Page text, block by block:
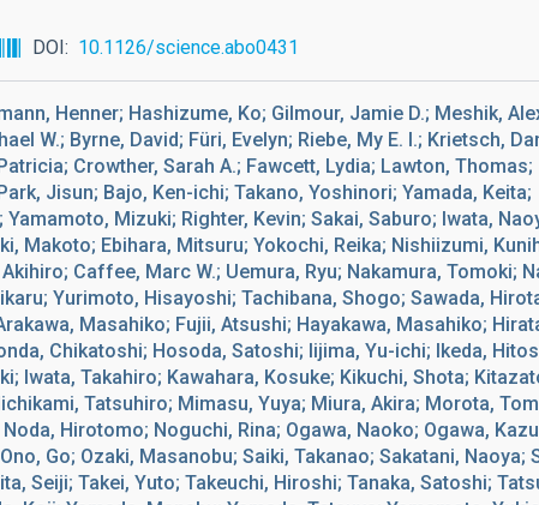
DOI 10.1126/science.abo0431
Henner; Hashizume, Ko; Gilmour, Jamie D.; Meshik,
W.; Byrne, David; Füri, Evelyn; Riebe, My E. I.; Krietsch,
Crowther, Sarah A.; Fawcett, Lydia; Lawton, Thomas;
Jisun; Bajo, Ken-ichi; Takano, Yoshinori; Yamada, Keita;
Mizuki; Righter, Kevin; Sakai, Saburo; Iwata,
Makoto; Ebihara, Mitsuru; Yokochi, Reika; Nishiizumi,
Caffee, Marc W.; Uemura, Ryu; Nakamura, Tomoki;
Yurimoto, Hisayoshi; Tachibana, Shogo; Sawada,
Masahiko; Fujii, Atsushi; Hayakawa, Masahiko;
Chikatoshi; Hosoda, Satoshi; Iijima, Yu-ichi; Ikeda,
Iwata, Takahiro; Kawahara, Kosuke; Kikuchi, Shota;
Tatsuhiro; Mimasu, Yuya; Miura, Akira; Morota,
Hirotomo; Noguchi, Rina; Ogawa, Naoko; Ogawa,
Go; Ozaki, Masanobu; Saiki, Takanao; Sakatani, Naoya;
Seiji; Takei, Yuto; Takeuchi, Hiroshi; Tanaka, Satoshi;